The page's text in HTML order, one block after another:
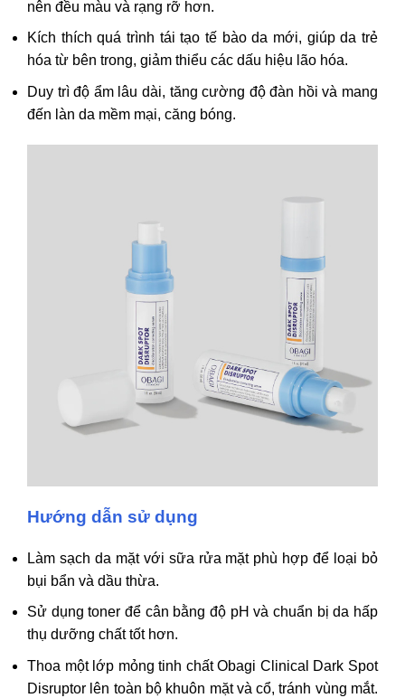
nên đều màu và rạng rỡ hơn.
Kích thích quá trình tái tạo tế bào da mới, giúp da trẻ
hóa từ bên trong, giảm thiểu các dấu hiệu lão hóa.
Duy trì độ ẩm lâu dài, tăng cường độ đàn hồi và mang
đến làn da mềm mại, căng bóng.
Hướng dẫn sử dụng
Làm sạch da mặt với sữa rửa mặt phù hợp để loại bỏ
bụi bẩn và dầu thừa.
Sử dụng toner để cân bằng độ pH và chuẩn bị da hấp
thụ dưỡng chất tốt hơn.
Thoa một lớp mỏng tinh chất Obagi Clinical Dark Spot
Disruptor lên toàn bộ khuôn mặt và cổ, tránh vùng mắt.